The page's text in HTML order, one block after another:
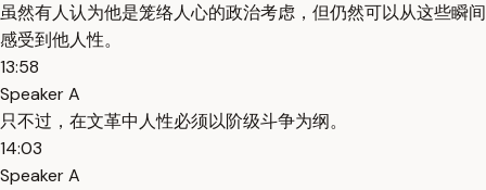
虽然有人认为他是笼络人心的政治考虑，但仍然可以从这些瞬间
感受到他人性。
13:58
Speaker A
只不过，在文革中人性必须以阶级斗争为纲。
14:03
Speaker A